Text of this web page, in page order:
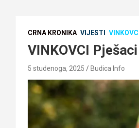
CRNA KRONIKA VIJESTI VINKOVCI
VINKOVCI
5 studenoga, 2025 Budica Info